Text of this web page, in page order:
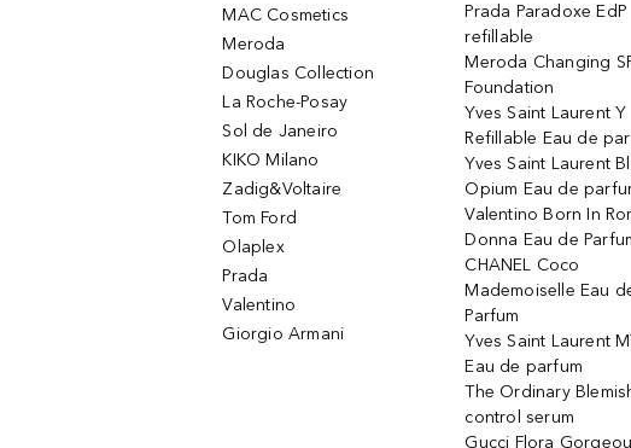
MAC Cosmetics
Meroda
Douglas Collection
La Roche-Posay
Sol de Janeiro
KIKO Milano
Zadig&Voltaire
Tom Ford
Olaplex
Prada
Valentino
Giorgio Armani
Prada Paradoxe EdP
refillable
Meroda Changing
Foundation
Yves Saint Laurent Y
Refillable Eau de
Yves Saint Laurent
Opium Eau de
Valentino Born In
Donna Eau de
CHANEL Coco
Mademoiselle Eau
Parfum
Yves Saint Laurent
Eau de parfum
The Ordinary
control serum
Gucci Flora